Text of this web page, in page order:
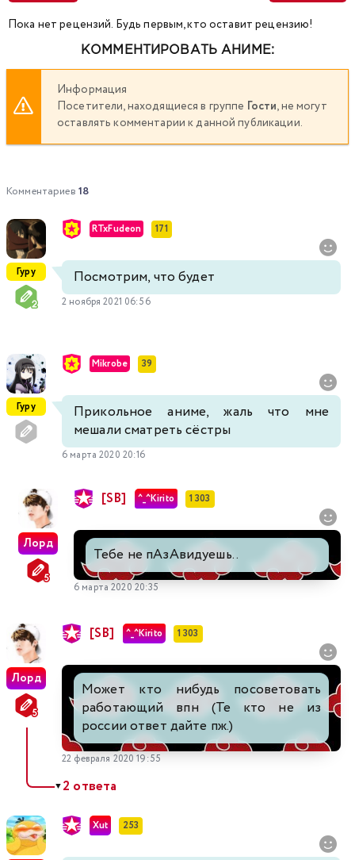
Пока нет рецензий. Будь первым, кто оставит рецензию!
КОММЕНТИРОВАТЬ АНИМЕ:
Информация
Посетители, находящиеся в группе Гости, не могут
оставлять комментарии к данной публикации.
Комментариев 18
Гуру
RTxFudeon 171
Посмотрим, что будет
2 ноября 2021 06:56
Гуру
Mikrobe 39
Прикольное аниме, жаль что мне
мешали сматреть сёстры
6 марта 2020 20:16
Лорд
[SB] ^_^Kirito 1 303
Тебе не пАзАвидуешь..
6 марта 2020 20:35
Лорд
[SB] ^_^Kirito 1 303
Может кто нибудь посоветовать
работающий впн (Те кто не из
россии ответ дайте пж.)
22 февраля 2020 19:55
▼2 ответа
Xut 253